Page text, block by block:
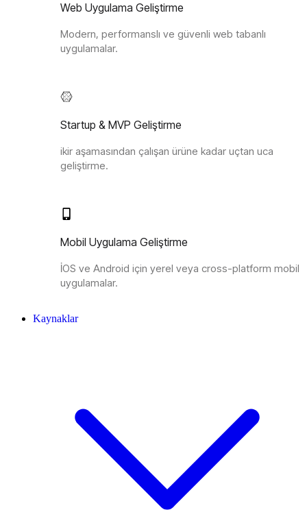
Web Uygulama Geliştirme
Modern, performanslı ve güvenli web tabanlı
uygulamalar.
Startup & MVP Geliştirme
ikir aşamasından çalışan ürüne kadar uçtan uca
geliştirme.
Mobil Uygulama Geliştirme
İOS ve Android için yerel veya cross-platform mobil
uygulamalar.
Kaynaklar